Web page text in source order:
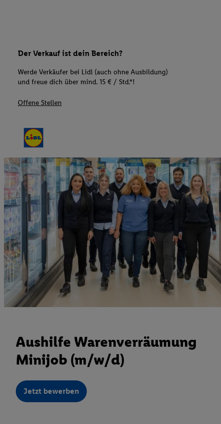
Der Verkauf ist dein Bereich?
Werde Verkäufer bei Lidl (auch ohne Ausbildung)
und freue dich über mind. 15 € / Std.*!
Offene Stellen
Aushilfe Warenverräumung
Minijob (m/w/d)
Jetzt bewerben